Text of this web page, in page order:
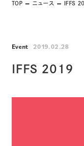
TOP ニュース IFFS
Event 2019.02.28
IFFS 2019